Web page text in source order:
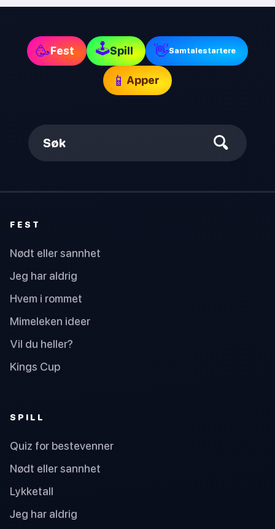
🥳Fest 🕹Spill 👋Samtalestartere
📱 Apper
Søk
FEST
Nødt eller sannhet
Jeg har aldrig
Hvem i rommet
Mimeleken ideer
Vil du heller?
Kings Cup
SPILL
Quiz for bestevenner
Nødt eller sannhet
Lykketall
Jeg har aldrig